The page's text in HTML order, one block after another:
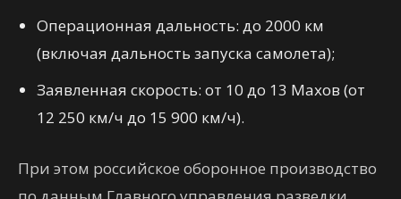
Операционная дальность: до 2000 км
(включая дальность запуска самолета);
Заявленная скорость: от 10 до 13 Махов (от
12 250 км/ч до 15 900 км/ч).
При этом российское оборонное производство